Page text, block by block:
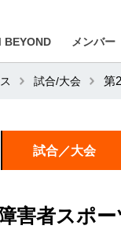
BEYOND メンバー
試合/大会 第
試合／大会
害者スポ